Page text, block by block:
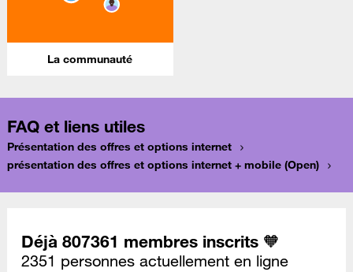
La communauté
FAQ et liens utiles
Présentation des offres et options internet
présentation des offres et options internet + mobile (Open)
Déjà 807361 membres inscrits 🧡
2351 personnes actuellement en ligne